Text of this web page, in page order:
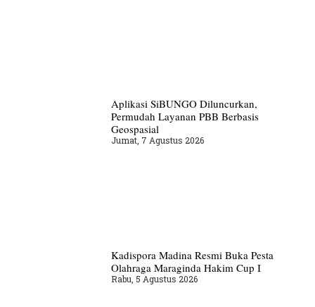
Aplikasi SiBUNGO Diluncurkan,
Permudah Layanan PBB Berbasis
Geospasial
Jumat, 7 Agustus 2026
Kadispora Madina Resmi Buka Pesta
Olahraga Maraginda Hakim Cup I
Rabu, 5 Agustus 2026